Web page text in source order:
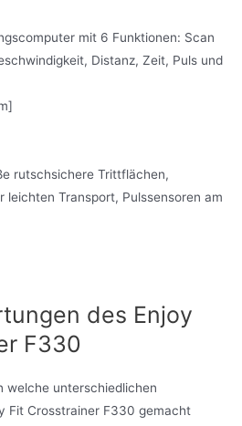
mit 6 Funktionen: Scan
Distanz, Zeit, Puls und
rutschsichere Trittflächen,
leichten Transport, Pulssensoren am
des Enjoy
F330
welche unterschiedlichen
Fit Crosstrainer F330 gemacht